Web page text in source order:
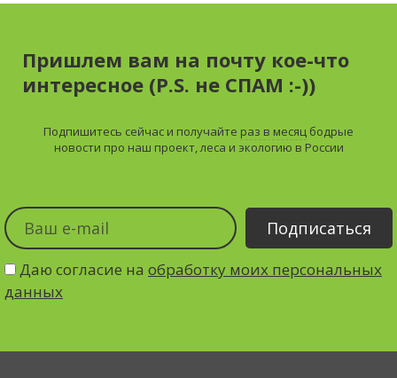
Пришлем вам на почту кое-что
интересное (P.S. не СПАМ :-))
Подпишитесь сейчас и получайте раз в месяц бодрые
новости про наш проект, леса и экологию в России
Даю согласие на обработку моих персональных
данных